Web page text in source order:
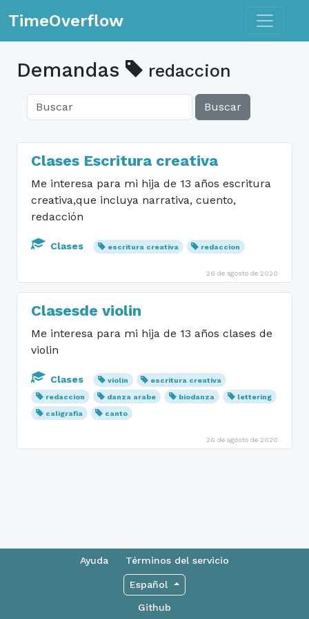
TimeOverflow Toggle
Demandas redaccion
Buscar
Clases Escritura creativa
Me interesa para mi hija de 13 años escritura
creativa,que incluya narrativa, cuento,
redacción
Clases escritura creativa redaccion
26 de agosto de 2020
Clasesde violin
Me interesa para mi hija de 13 años clases de
violin
Clases violin
escritura creativa
redaccion
danza arabe biodanza
lettering
caligrafia
canto
26 de agosto de 2020
Ayuda Términos del servicio
Español
Github